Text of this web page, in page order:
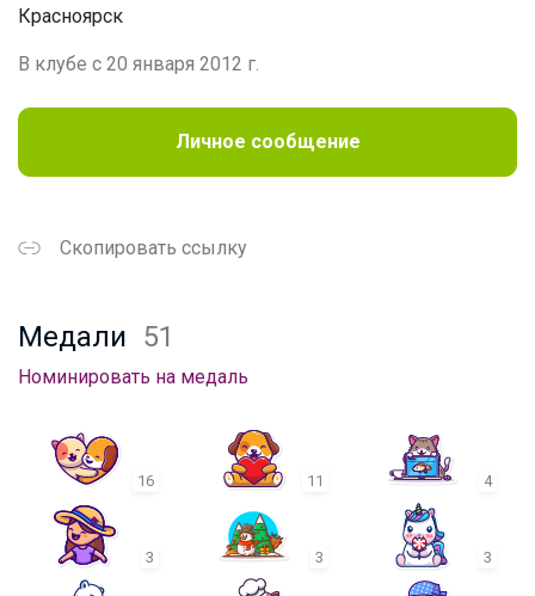
Красноярск
В клубе с 20 января 2012 г.
Личное сообщение
Скопировать ссылку
Медали 51
Номинировать на медаль
16 11 4
3 3 3